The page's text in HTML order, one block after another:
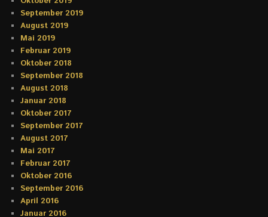
September 2019
August 2019
Mai 2019
Februar 2019
Oktober 2018
September 2018
August 2018
Januar 2018
Oktober 2017
September 2017
August 2017
Mai 2017
Februar 2017
Oktober 2016
September 2016
April 2016
Januar 2016